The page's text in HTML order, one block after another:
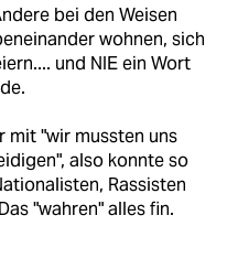
bei den Weisen
wohnen, sich
und NIE ein Wort
mit "wir mussten uns
also konnte so
Rassisten
"wahren" alles fin.